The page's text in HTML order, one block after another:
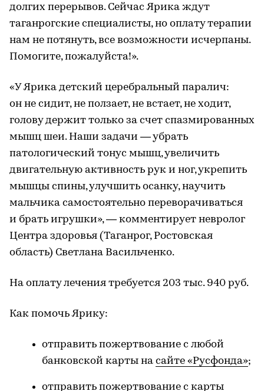
долгих перерывов. Сейчас Ярика ждут
таганрогские специалисты, но оплату терапии
нам не потянуть, все возможности исчерпаны.
Помогите, пожалуйста!».
«У Ярика детский церебральный паралич:
он не сидит, не ползает, не встает, не ходит,
голову держит только за счет спазмированных
мышц шеи. Наши задачи — убрать
патологический тонус мышц, увеличить
двигательную активность рук и ног, укрепить
мышцы спины, улучшить осанку, научить
мальчика самостоятельно переворачиваться
и брать игрушки», — комментирует невролог
Центра здоровья (Таганрог, Ростовская
область) Светлана Васильченко.
На оплату лечения требуется 203 тыс. 940 руб.
Как помочь Ярику:
отправить пожертвование с любой
банковской карты на сайте «Русфонда»;
отправить пожертвование с карты